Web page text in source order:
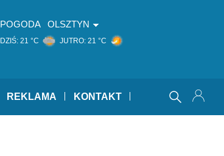
POGODA OLSZTYN
DZIŚ: 21 °C JUTRO: 21 °C
REKLAMA KONTAKT